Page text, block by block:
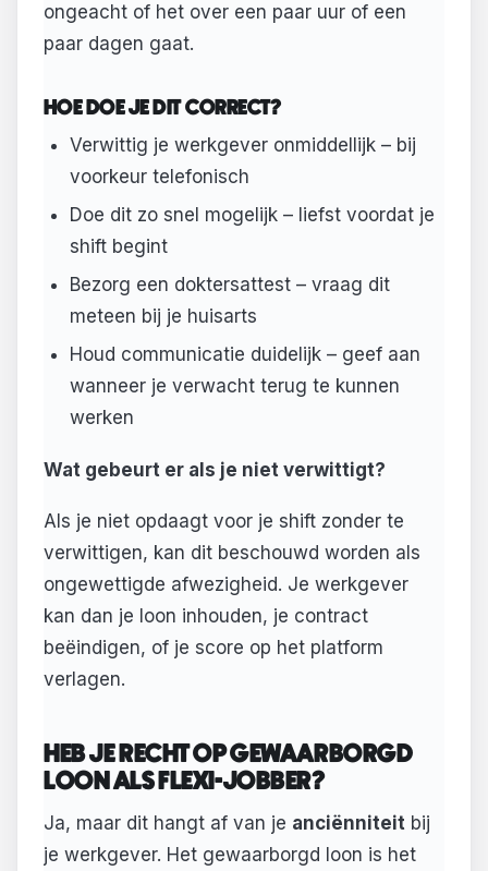
ongeacht of het over een paar uur of een
paar dagen gaat.
HOE DOE JE DIT CORRECT?
Verwittig je werkgever onmiddellijk – bij
voorkeur telefonisch
Doe dit zo snel mogelijk – liefst voordat je
shift begint
Bezorg een doktersattest – vraag dit
meteen bij je huisarts
Houd communicatie duidelijk – geef aan
wanneer je verwacht terug te kunnen
werken
Wat gebeurt er als je niet verwittigt?
Als je niet opdaagt voor je shift zonder te
verwittigen, kan dit beschouwd worden als
ongewettigde afwezigheid. Je werkgever
kan dan je loon inhouden, je contract
beëindigen, of je score op het platform
verlagen.
HEB JE RECHT OP GEWAARBORGD
LOON ALS FLEXI-JOBBER?
Ja, maar dit hangt af van je anciënniteit bij
je werkgever. Het gewaarborgd loon is het